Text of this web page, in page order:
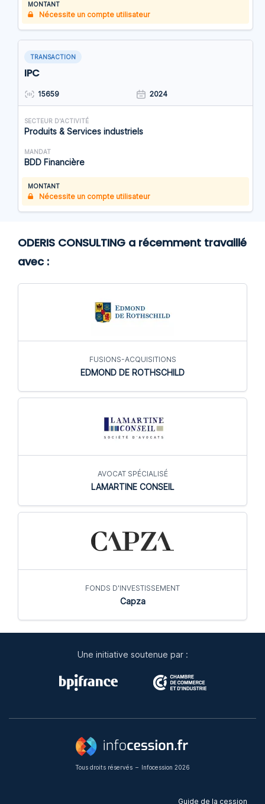
MONTANT
Nécessite un compte utilisateur
TRANSACTION
IPC
15659 2024
SECTEUR D'ACTIVITÉ
Produits & Services industriels
MANDAT
BDD Financière
MONTANT
Nécessite un compte utilisateur
ODERIS CONSULTING a récemment travaillé
avec :
FUSIONS-ACQUISITIONS
EDMOND DE ROTHSCHILD
AVOCAT SPÉCIALISÉ
LAMARTINE CONSEIL
FONDS D'INVESTISSEMENT
Capza
Une initiative soutenue par :
Guide de la cession
Tous droits réservés – Infocession 2026